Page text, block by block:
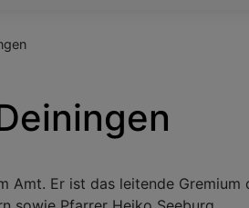
Er ist das leitende